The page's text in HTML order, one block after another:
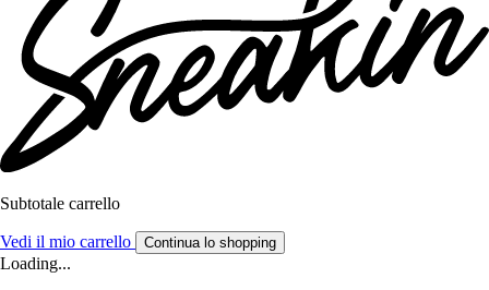
Subtotale carrello
Vedi il mio carrello Continua lo shopping
Loading...